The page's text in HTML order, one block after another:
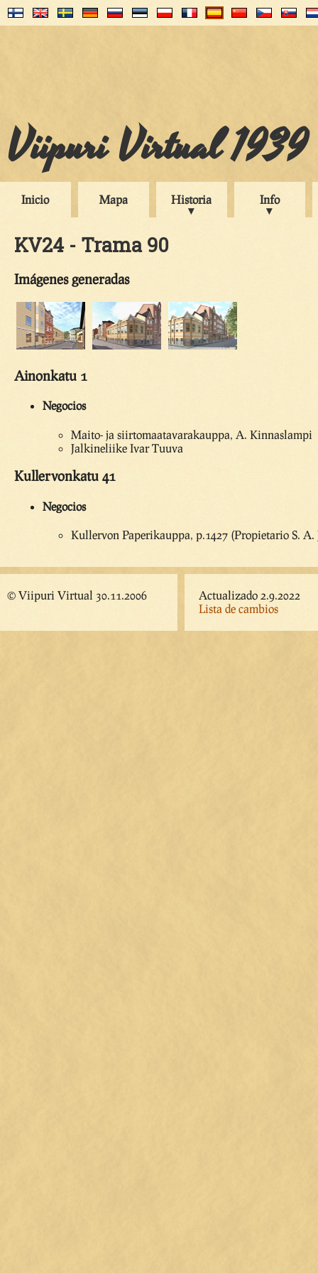
Viipuri Virtual 1939
Inicio Mapa Historia Info
KV24 - Trama 90
Imágenes generadas
Ainonkatu 1
Negocios
Maito- ja siirtomaatavarakauppa, A. Kinnaslampi
Jalkineliike Ivar Tuuva
Kullervonkatu 41
Negocios
Kullervon Paperikauppa, p.1427 (Propietario S. A.
© Viipuri Virtual 30.11.2006
Actualizado 2.9.2022
Lista de cambios